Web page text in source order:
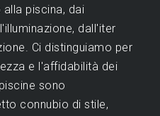
piscina, dai
dall'iter
Ci distinguiamo per
e l'affidabilità dei
sono
connubio di stile,